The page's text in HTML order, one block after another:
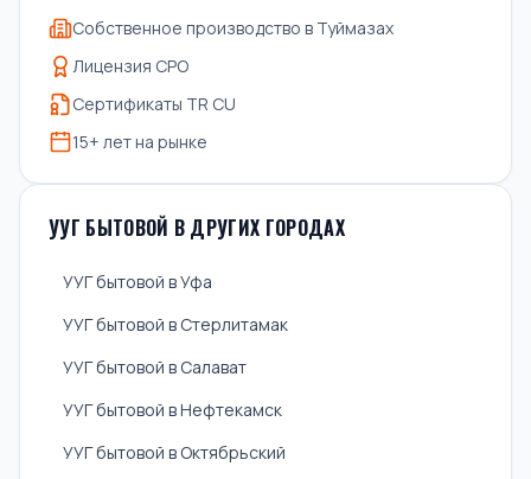
Собственное производство в Туймазах
Лицензия СРО
Сертификаты TR CU
15+ лет на рынке
УУГ БЫТОВОЙ В ДРУГИХ ГОРОДАХ
УУГ бытовой в Уфа
УУГ бытовой в Стерлитамак
УУГ бытовой в Салават
УУГ бытовой в Нефтекамск
УУГ бытовой в Октябрьский